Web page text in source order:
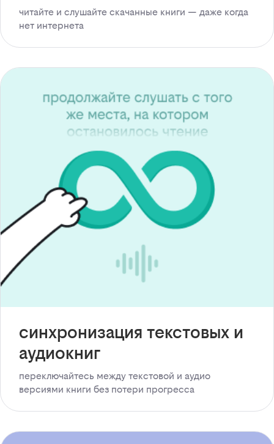
читайте и слушайте скачанные книги — даже когда
нет интернета
синхронизация текстовых и
аудиокниг
переключайтесь между текстовой и аудио
версиями книги без потери прогресса